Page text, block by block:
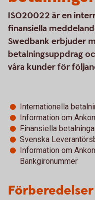
ISO20022 är en
finansiella
Swedbank erbjuder
betalningsuppdrag
våra kunder för
Internationella
Information om
Finansiella
Svenska
Information om
Bankgironummer